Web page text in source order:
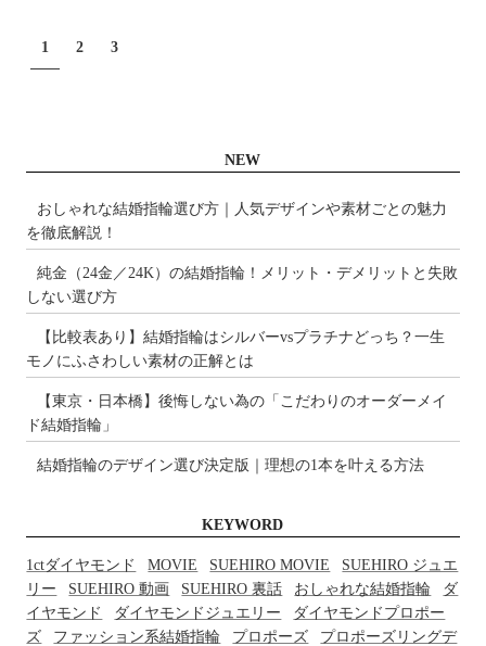
1 2 3
NEW
おしゃれな結婚指輪選び方｜人気デザインや素材ごとの魅力
を徹底解説！
純金（24金／24K）の結婚指輪！メリット・デメリットと失敗
しない選び方
【比較表あり】結婚指輪はシルバーvsプラチナどっち？一生
モノにふさわしい素材の正解とは
【東京・日本橋】後悔しない為の「こだわりのオーダーメイ
ド結婚指輪」
結婚指輪のデザイン選び決定版｜理想の1本を叶える方法
KEYWORD
1ctダイヤモンド MOVIE SUEHIRO MOVIE
SUEHIRO ジュエ
リー
SUEHIRO 動画 SUEHIRO 裏話 おしゃれな結婚指輪
ダ
イヤモンド
ダイヤモンドジュエリー
ダイヤモンドプロポー
ズ
ファッション系結婚指輪 プロポーズ
プロポーズリングデ